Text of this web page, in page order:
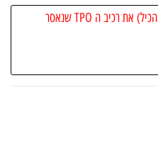
(ואף פעם לא הכיל) את רכיב ה TPO שנאסר